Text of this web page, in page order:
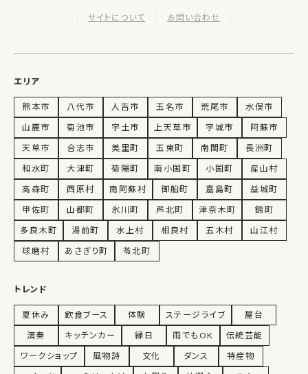
サイトについて お問い合わせ
エリア
熊本市 八代市 人吉市 玉名市 荒尾市
水俣市
山鹿市
菊池市 宇土市 上天草市 宇城市
阿蘇市
天草市
合志市 美里町 玉東町 南関町
長洲町
和水町
大津町 菊陽町 南小国町 小国町
産山村
高森町
西原村 南阿蘇村 御船町 嘉島町
益城町
甲佐町
山都町 氷川町 芦北町 津奈木町
錦町
多良木町
湯前町 水上村 相良村 五木村
山江村
球磨村
あさぎり町 苓北町
トレンド
夏休み 飲食ブース 体験 ステージライブ
屋台
演奏
キッチンカー 縁日 雨でもOK
伝統芸能
ワークショップ
風物詩 文化 ダンス
特産物